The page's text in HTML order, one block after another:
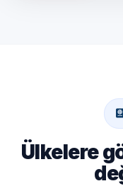
Ülkelere